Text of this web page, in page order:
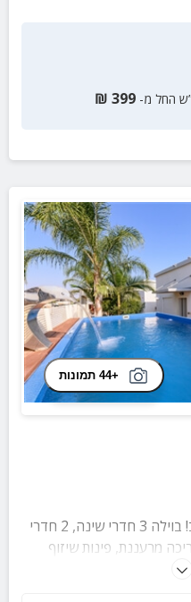
החל מ- 399
₪
+44 תמונות
וילה מושלמת מול נוף מרהיב! בוילה 3 חדרי שינה, 2 חדרי
מרעננת, פינות שיזוף